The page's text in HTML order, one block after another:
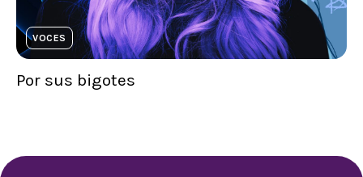
VOCES
Por sus bigotes